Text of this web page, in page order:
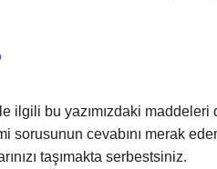
ilgili bu yazımızdaki
sorusunun cevabını merak
taşımakta serbestsiniz.